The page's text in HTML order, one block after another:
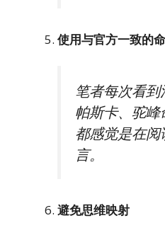
使用与官方一致的
笔者每次看到
帕斯卡、驼峰
都感觉是在
言。
避免思维映射